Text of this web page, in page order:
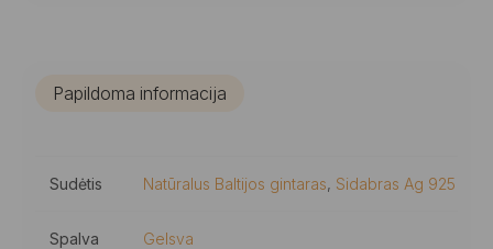
Papildoma informacija
Sudėtis Natūralus Baltijos gintaras, Sidabras Ag 925
Spalva Gelsva